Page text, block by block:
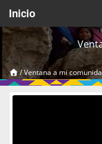
Inicio
Acerca de
Videos Temáticos
/Ventana a mi